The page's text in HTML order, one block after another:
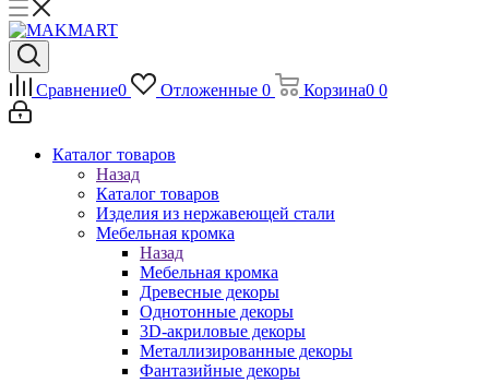
Сравнение0 Отложенные 0 Корзина0 0
Каталог товаров
Назад
Каталог товаров
Изделия из нержавеющей стали
Мебельная кромка
Назад
Мебельная кромка
Древесные декоры
Однотонные декоры
3D-акриловые декоры
Металлизированные декоры
Фантазийные декоры